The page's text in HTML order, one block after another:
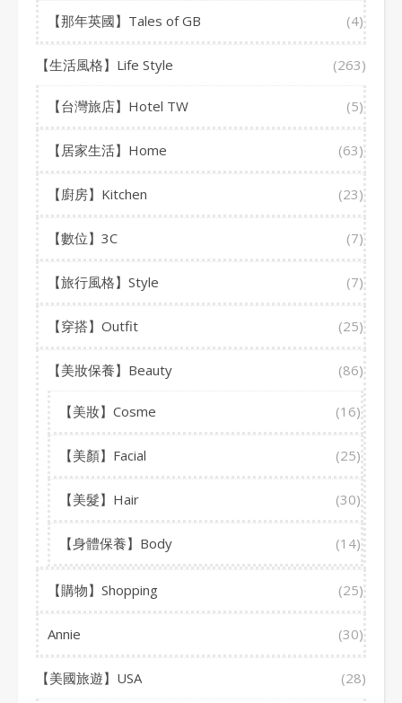
【那年英國】Tales of GB (4)
【生活風格】Life Style (263)
【台灣旅店】Hotel TW (5)
【居家生活】Home (63)
【廚房】Kitchen (23)
【數位】3C (7)
【旅行風格】Style (7)
【穿搭】Outfit (25)
【美妝保養】Beauty (86)
【美妝】Cosme (16)
【美顏】Facial (25)
【美髮】Hair (30)
【身體保養】Body (14)
【購物】Shopping (25)
Annie (30)
【美國旅遊】USA (28)